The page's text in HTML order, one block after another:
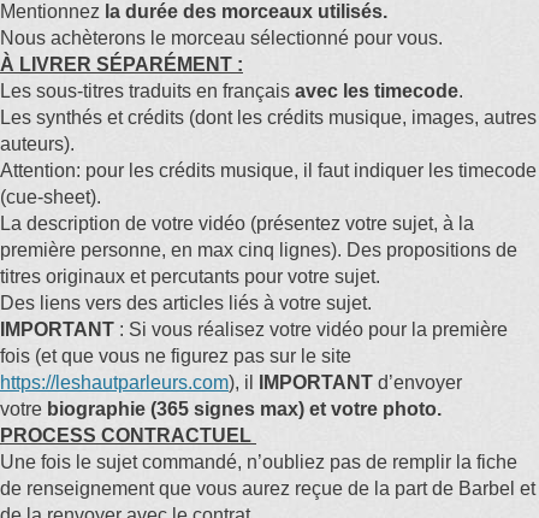
Mentionnez la durée des morceaux utilisés.
Nous achèterons le morceau sélectionné pour vous.
À LIVRER SÉPARÉMENT :
Les sous-titres traduits en français avec les timecode.
Les synthés et crédits (dont les crédits musique, images, autres
auteurs).
Attention: pour les crédits musique, il faut indiquer les timecode
(cue-sheet).
La description de votre vidéo (présentez votre sujet, à la
première personne, en max cinq lignes). Des propositions de
titres originaux et percutants pour votre sujet.
Des liens vers des articles liés à votre sujet.
IMPORTANT : Si vous réalisez votre vidéo pour la première
fois (et que vous ne figurez pas sur le site
https://leshautparleurs.com), il IMPORTANT d’envoyer
votre biographie (365 signes max) et votre photo.
PROCESS CONTRACTUEL
Une fois le sujet commandé, n’oubliez pas de remplir la fiche
de renseignement que vous aurez reçue de la part de Barbel et